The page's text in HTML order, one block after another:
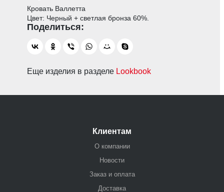
Кровать Валлетта
Цвет: Черный + светлая бронза 60%.
Еще изделия в разделе Lookbook
Клиентам
О компании
Новости
Заказ и оплата
Доставка